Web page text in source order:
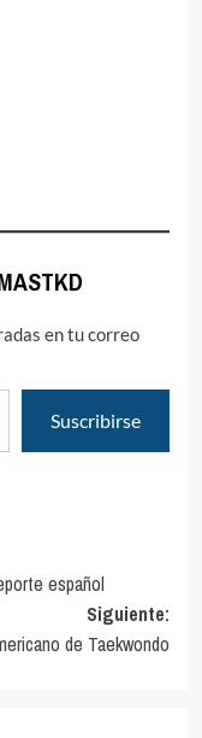
en tu correo
Suscribirse
español
Siguiente:
de Taekwondo